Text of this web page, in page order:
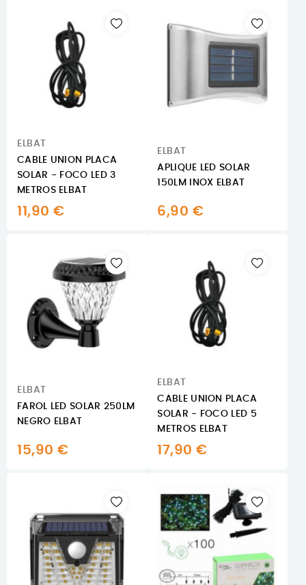
ELBAT
CABLE UNION PLACA
SOLAR - FOCO LED 3
METROS ELBAT
11,90 €
ELBAT
APLIQUE LED SOLAR
150LM INOX ELBAT
6,90 €
ELBAT
FAROL LED SOLAR 250LM
NEGRO ELBAT
15,90 €
ELBAT
CABLE UNION PLACA
SOLAR - FOCO LED 5
METROS ELBAT
17,90 €